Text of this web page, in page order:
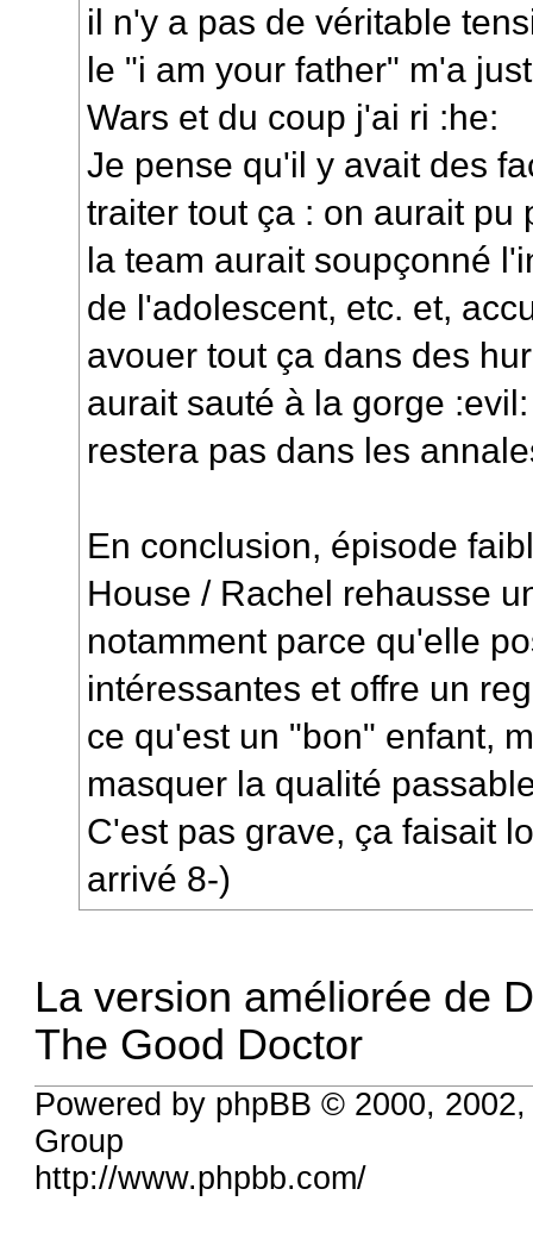
il n'y a pas de véritable
le "i am your father" m'a
Wars et du coup j'ai ri :he:
Je pense qu'il y avait des
traiter tout ça : on aurait pu
la team aurait soupçonné
de l'adolescent, etc. et,
avouer tout ça dans des
aurait sauté à la gorge
restera pas dans les
En conclusion, épisode
House / Rachel rehausse
notamment parce qu'elle
intéressantes et offre un
ce qu'est un "bon" enfant,
masquer la qualité
C'est pas grave, ça faisait
arrivé 8-)
La version améliorée de
The Good Doctor
Powered by phpBB © 2000,
Group
http://www.phpbb.com/